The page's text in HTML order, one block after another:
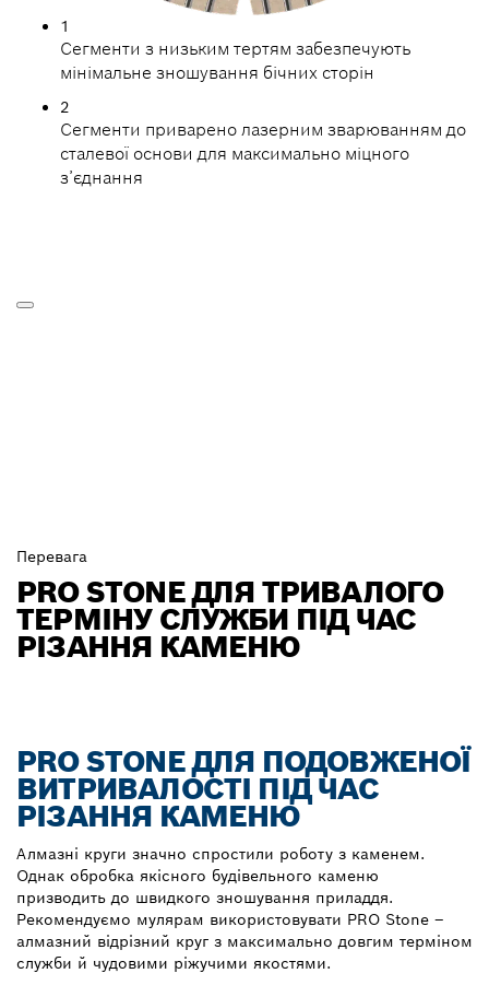
1
Сегменти з низьким тертям забезпечують
мінімальне зношування бічних сторін
2
Сегменти приварено лазерним зварюванням до
сталевої основи для максимально міцного
з’єднання
Перевага
PRO STONE ДЛЯ ТРИВАЛОГО
ТЕРМІНУ СЛУЖБИ ПІД ЧАС
РІЗАННЯ КАМЕНЮ
PRO STONE ДЛЯ ПОДОВЖЕНОЇ
ВИТРИВАЛОСТІ ПІД ЧАС
РІЗАННЯ КАМЕНЮ
Алмазні круги значно спростили роботу з каменем.
Однак обробка якісного будівельного каменю
призводить до швидкого зношування приладдя.
Рекомендуємо мулярам використовувати PRO Stone –
алмазний відрізний круг з максимально довгим терміном
служби й чудовими ріжучими якостями.